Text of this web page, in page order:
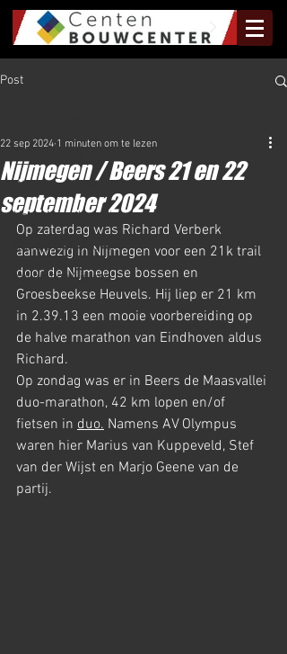
Post
Olympus Nieuws
Halve Marathon Nieuws
Rundje Mill Nieuws
Kuilenloop Nieuws
Nijmegen / Beers 21 en 22
september 2024
22 sep 2024 1 minuten om te lezen
Op zaterdag was Richard Verberk
aanwezig in Nijmegen voor een 21k trail
door de Nijmeegse bossen en
Groesbeekse Heuvels. Hij liep er 21 km
in 2.39.13 een mooie voorbereiding op
de halve marathon van Eindhoven aldus
Richard.
Op zondag was er in Beers de Maasvallei
duo-marathon, 42 km lopen en/of
fietsen in duo. Namens AV Olympus
waren hier Marius van Kuppeveld, Stef
van der Wijst en Marjo Geene van de
partij.